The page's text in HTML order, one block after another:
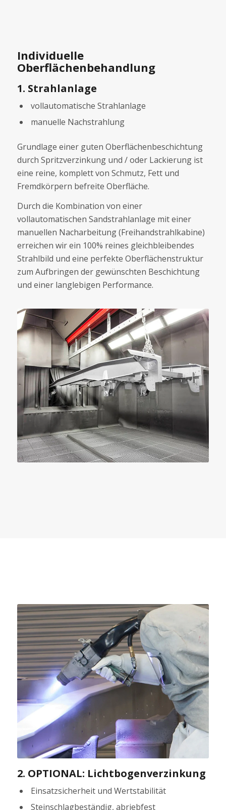
Individuelle
Oberflächenbehandlung
1. Strahlanlage
vollautomatische Strahlanlage
manuelle Nachstrahlung
Grundlage einer guten Oberflächenbeschichtung
durch Spritzverzinkung und / oder Lackierung ist
eine reine, komplett von Schmutz, Fett und
Fremdkörpern befreite Oberfläche.
Durch die Kombination von einer
vollautomatischen Sandstrahlanlage mit einer
manuellen Nacharbeitung (Freihandstrahlkabine)
erreichen wir ein 100% reines gleichbleibendes
Strahlbild und eine perfekte Oberflächenstruktur
zum Aufbringen der gewünschten Beschichtung
und einer langlebigen Performance.
2. OPTIONAL: Lichtbogenverzinkung
Einsatzsicherheit und Wertstabilität
Steinschlagbeständig, abriebfest